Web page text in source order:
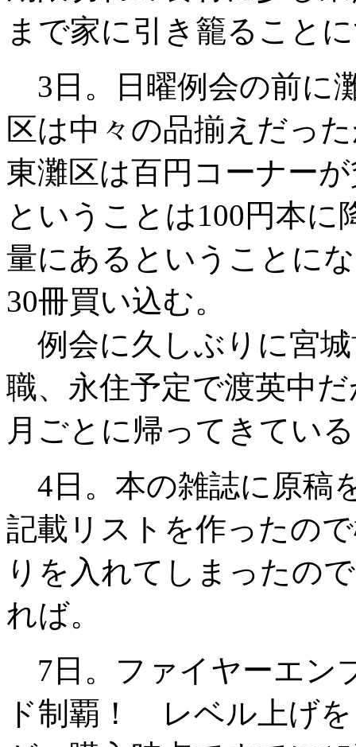
まで家に引き籠ること
3日。日曜例会の前に
区は中々の品揃えだっ
東灘区は百円コーナー
ということは100円本
量にあるということに
30冊買い込む。
例会に久しぶりに宮
職、永住予定で渡英中
月ごとに帰ってきてい
4日。本の雑誌に原稿
記載リストを作ったの
りを入れてしまったの
れば。
7日。ファイヤーエン
ド制覇！ レベル上げ